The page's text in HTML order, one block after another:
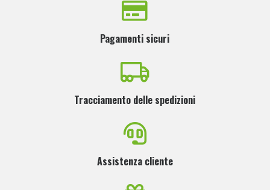
Pagamenti sicuri
Tracciamento delle spedizioni
Assistenza cliente